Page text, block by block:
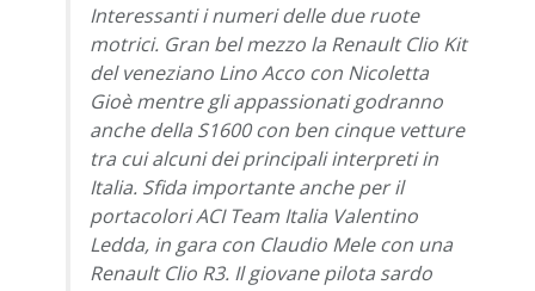
Interessanti i numeri delle due ruote
motrici. Gran bel mezzo la Renault Clio Kit
del veneziano Lino Acco con Nicoletta
Gioè mentre gli appassionati godranno
anche della S1600 con ben cinque vetture
tra cui alcuni dei principali interpreti in
Italia. Sfida importante anche per il
portacolori ACI Team Italia Valentino
Ledda, in gara con Claudio Mele con una
Renault Clio R3. Il giovane pilota sardo